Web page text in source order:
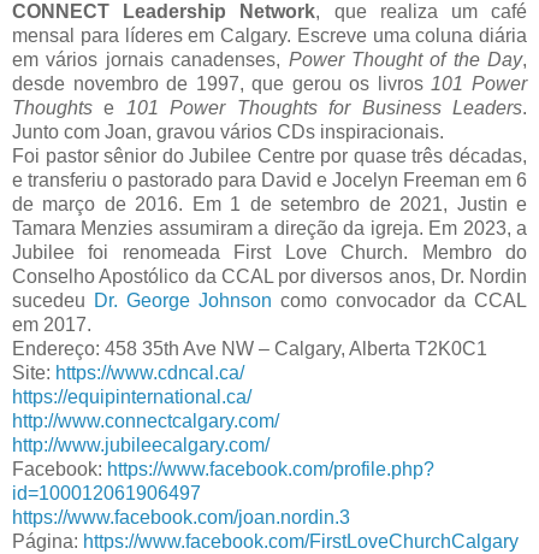
CONNECT Leadership Network, que realiza um café
mensal para líderes em Calgary. Escreve uma coluna diária
em vários jornais canadenses, Power Thought of the Day,
desde novembro de 1997, que gerou os livros101 Power
Thoughts e 101 Power Thoughts for Business Leaders.
Junto com Joan, gravou vários CDs inspiracionais.
Foi pastor sênior do Jubilee Centre por quase três décadas,
e transferiu o pastorado para David e Jocelyn Freeman em 6
de março de 2016. Em 1 de setembro de 2021, Justin e
Tamara Menzies assumiram a direção da igreja. Em 2023, a
Jubilee foi renomeada First Love Church. Membro do
Conselho Apostólico da CCAL por diversos anos, Dr. Nordin
sucedeu Dr. George Johnson como convocador da CCAL
em 2017.
Endereço: 458 35th Ave NW – Calgary, Alberta T2K0C1
Site: https://www.cdncal.ca/
https://equipinternational.ca/
http://www.connectcalgary.com/
http://www.jubileecalgary.com/
Facebook: https://www.facebook.com/profile.php?
id=100012061906497
https://www.facebook.com/joan.nordin.3
Página: https://www.facebook.com/FirstLoveChurchCalgary